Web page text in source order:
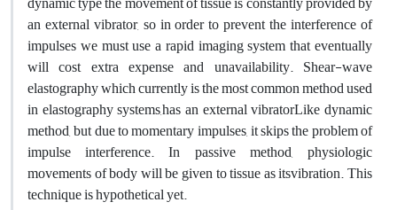
an external vibrator, so in order to prevent the interference of
impulses we must use a rapid imaging system that eventually
will cost extra expense and unavailability. Shear-wave
elastography which currently is the most common method used
in elastography systems,has an external vibratorLike dynamic
method, but due to momentary impulses, it skips the problem of
impulse interference. In passive method, physiologic
movements of body will be given to tissue as itsvibration. This
technique is hypothetical yet.